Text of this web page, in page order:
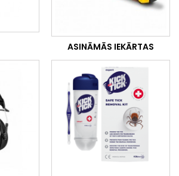
ASINĀMĀS IEKĀRTAS